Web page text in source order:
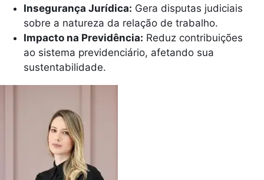
Insegurança Jurídica: Gera disputas judiciais
sobre a natureza da relação de trabalho.
Impacto na Previdência: Reduz contribuições
ao sistema previdenciário, afetando sua
sustentabilidade.